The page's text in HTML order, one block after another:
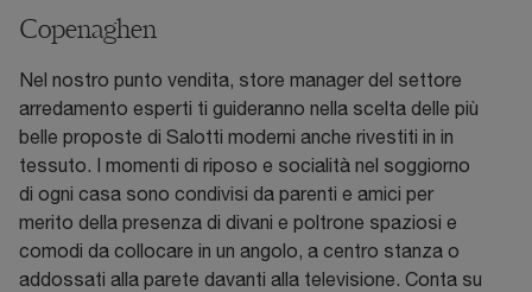
Copenaghen
Nel nostro punto vendita, store manager del settore
arredamento esperti ti guideranno nella scelta delle più
belle proposte di Salotti moderni anche rivestiti in in
tessuto. I momenti di riposo e socialità nel soggiorno
di ogni casa sono condivisi da parenti e amici per
merito della presenza di divani e poltrone spaziosi e
comodi da collocare in un angolo, a centro stanza o
addossati alla parete davanti alla televisione. Conta su